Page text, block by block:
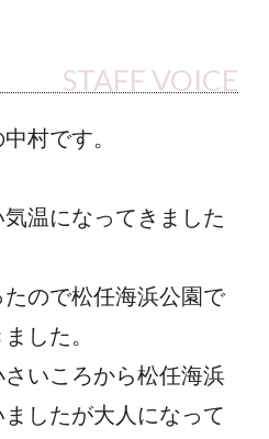
STAFF VOICE
村です。
温になってきました
ので松任海浜公園で
した。
いころから松任海浜
したが大人になって